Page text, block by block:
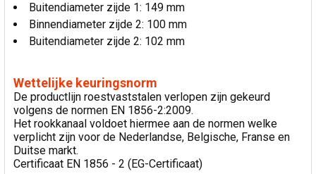
Buitendiameter zijde 1: 149 mm
Binnendiameter zijde 2: 100 mm
Buitendiameter zijde 2: 102 mm
Wettelijke keuringsnorm
De productlijn roestvaststalen verlopen zijn gekeurd
volgens de normen EN 1856-2:2009.
Het rookkanaal voldoet hiermee aan de normen welke
verplicht zijn voor de Nederlandse, Belgische, Franse en
Duitse markt.
Certificaat EN 1856 - 2 (EG-Certificaat)